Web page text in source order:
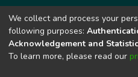
Dirección: Cra 9 a # 19-
We collect and process your
following purposes:
Acknowledgement and
To learn more, please read our